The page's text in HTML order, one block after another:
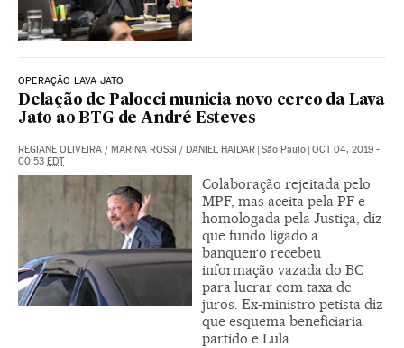
OPERAÇÃO LAVA JATO
Delação de Palocci municia novo cerco da Lava
Jato ao BTG de André Esteves
REGIANE OLIVEIRA / MARINA ROSSI / DANIEL HAIDAR | São Paulo | OCT 04, 2019 -
00:53 EDT
Colaboração rejeitada pelo
MPF, mas aceita pela PF e
homologada pela Justiça, diz
que fundo ligado a
banqueiro recebeu
informação vazada do BC
para lucrar com taxa de
juros. Ex-ministro petista diz
que esquema beneficiaria
partido e Lula